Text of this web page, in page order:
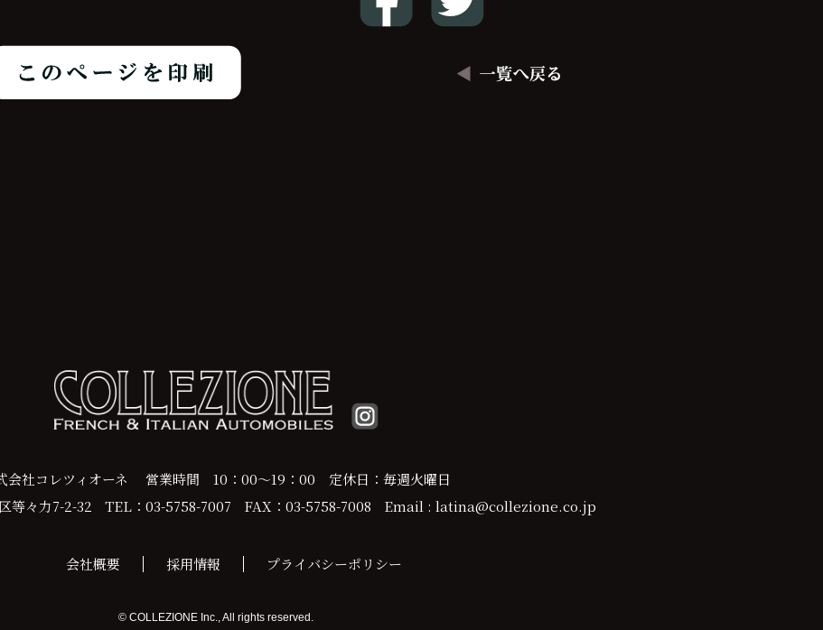
会社コレツィオーネ 営業時間 10：00～19：00 定休日：毎週火曜日
等々力7-2-32
TEL：03-5758-7007 FAX：03-5758-7008 Email : latina@collezione.co.jp
会社概要 採用情報 プライバシーポリシー
© COLLEZIONE Inc., All rights reserved.